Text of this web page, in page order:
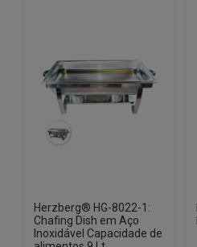
Herzberg® HG-8022-1:
Chafing Dish em Aço
Inoxidável Capacidade de